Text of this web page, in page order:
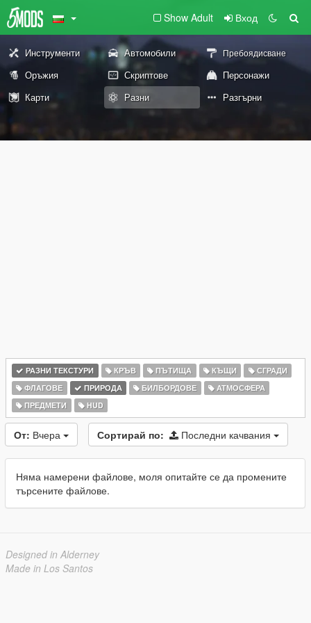
Show Adult Вход
Инструменти Автомобили Пребоядисване
Оръжия Скриптове
Персонажи
Карти
Разни Разгърни
РАЗНИ ТЕКСТУРИ КРЪВ ПЪТИЩА КЪЩИ
СГРАДИ
ФЛАГОВЕ
ПРИРОДА БИЛБОРДОВЕ
АТМОСФЕРА
ПРЕДМЕТИ
HUD
От: Вчера Сортирай по: Последни качвания
Няма намерени файлове, моля опитайте се да промените
търсените файлове.
Designed in Alderney
Made in Los Santos